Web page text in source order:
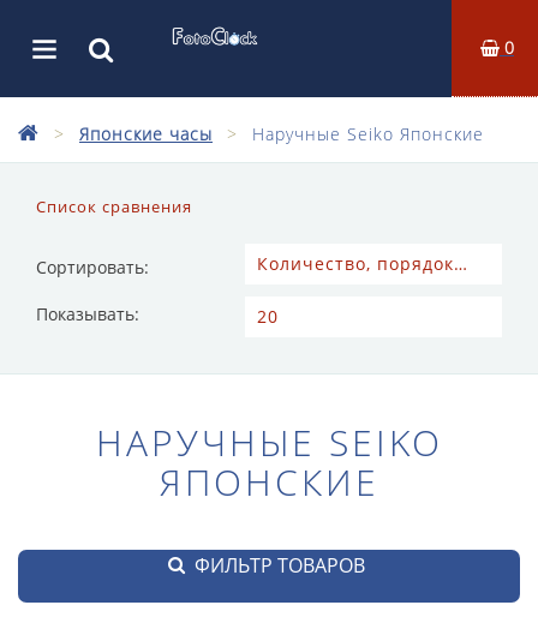
0
Японские часы Наручные Seiko Японские
Список сравнения
Сортировать:
Показывать:
НАРУЧНЫЕ SEIKO
ЯПОНСКИЕ
ФИЛЬТР ТОВАРОВ